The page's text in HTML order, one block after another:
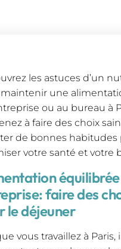
les astuces d’un
une
ou au bureau à
à faire des choix
de bonnes habitudes
votre santé et votre
faire des
le déjeuner
vous travaillez à Paris,